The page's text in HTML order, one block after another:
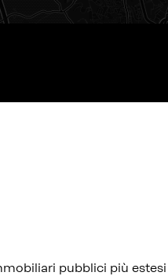
pubblici più estesi